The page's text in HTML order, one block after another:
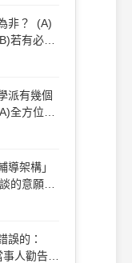
非？ (A)
為 (C)
有的面談
派有幾個
導架構」
誤的：